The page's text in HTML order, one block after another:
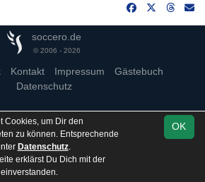
soccero.de
© 2006 - 2026
Kontakt Impressum
Gästebuch
Datenschutz
OK
Cookies, um Dir den
zu können. Entsprechende
Datenschutz.
erklärst Du Dich mit der